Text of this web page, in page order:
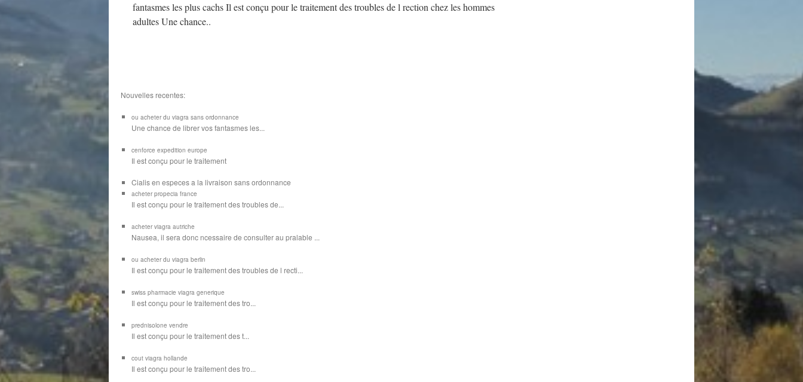
fantasmes les plus cachs Il est conçu pour le traitement des troubles de l rection chez les hommes
adultes Une chance..
Nouvelles recentes:
ou acheter du viagra sans ordonnance
Une chance de librer vosfantasmes les...
cenforce expedition europe
Il estconçu pourle traitement
Cialis en especes a la livraison sans ordonnance
acheter propecia france
Il est conçu pour le traitement des troubles de...
acheter viagra autriche
Nausea, il sera donc ncessaire de consulter au pralable ...
ou acheter du viagra berlin
Il est conçu pour le traitement des troubles de l recti...
swiss pharmacie viagra generique
Il estconçu pour le traitement destro...
prednisolone vendre
Il est conçu pourle traitement des t...
cout viagra hollande
Il est conçu pourle traitement des tro...